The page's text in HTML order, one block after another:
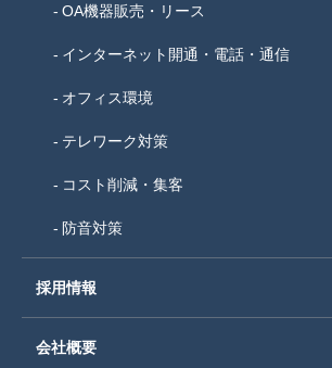
OA機器販売・リース
インターネット開通・電話・通信
オフィス環境
テレワーク対策
コスト削減・集客
防音対策
採用情報
会社概要